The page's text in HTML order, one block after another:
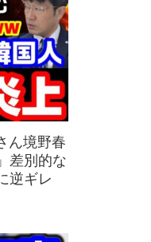
ん境野春
差別的な
逆ギレ